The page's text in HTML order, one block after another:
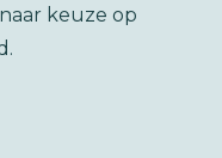
keuze op